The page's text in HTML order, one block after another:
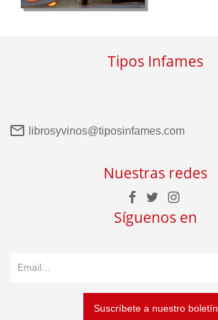
Tipos Infames
librosyvinos@tiposinfames.com
Nuestras redes
Síguenos en
Suscríbete a nuestro boletín